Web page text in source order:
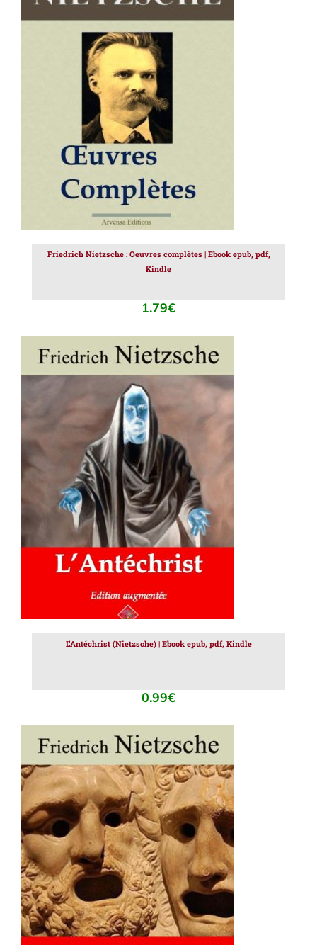
AJOUTER AU PANIER /
Friedrich Nietzsche : Oeuvres complètes | Ebook epub, pdf,
Kindle
1.79€
AJOUTER AU PANIER / DÉTAILS
L’Antéchrist (Nietzsche) | Ebook epub, pdf, Kindle
0.99€
AJOUTER AU PANIER / DÉTAILS